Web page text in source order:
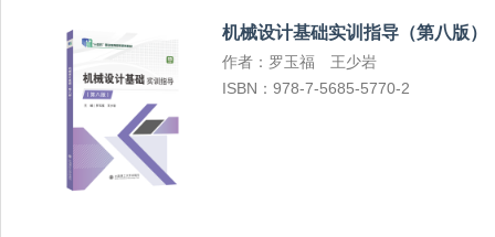
机械设计基础实训指导（第八版）
作者：罗玉福 王少岩
ISBN：978-7-5685-5770-2